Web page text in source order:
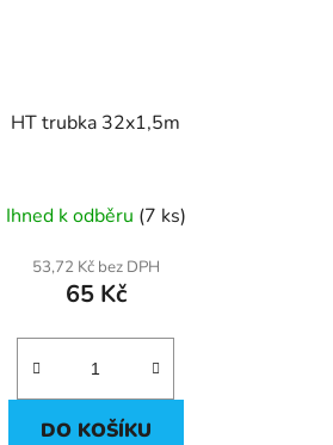
HT trubka 32x1,5m
Ihned k odběru (7 ks)
53,72 Kč bez DPH
65 Kč
DO KOŠÍKU